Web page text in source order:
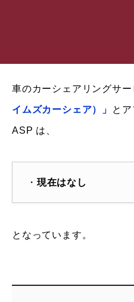
車のカーシェアリングサー
イムズカーシェア）」 と
ASP は、
・ 現在はなし
となっています。